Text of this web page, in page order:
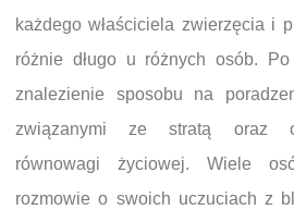
każdego właściciela zwierzęcia i
różnie długo u różnych osób.
znalezienie sposobu na
związanymi ze stratą oraz
równowagi życiowej. Wiele
rozmowie o swoich uczuciach z